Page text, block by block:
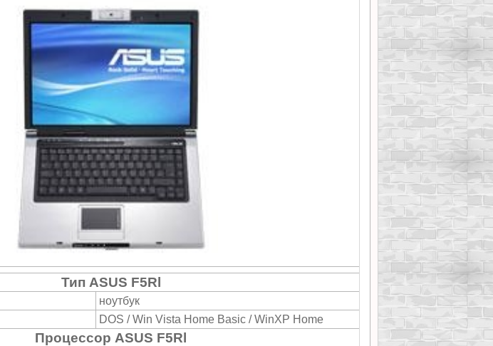
Тип ASUS F5Rl
ноутбук
DOS / Win Vista Home Basic / WinXP Home
Процессор ASUS F5Rl